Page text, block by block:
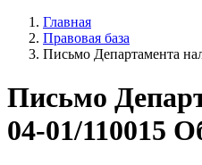
Главная
Правовая база
Письмо Департамента
Письмо
04-01/110015